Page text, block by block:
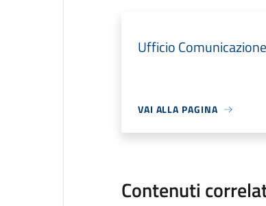
Ufficio Comunicazione
VAI ALLA PAGINA
Contenuti